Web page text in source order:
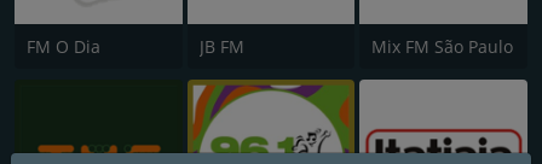
FM O Dia JB FM Mix FM São Paulo